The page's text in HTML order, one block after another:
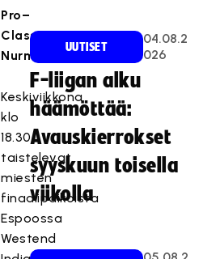
Pro–
Classic
Nurmijärvellä.
Keskiviikkona
klo
18.30
taistelevat
miesten
finaalipaikoista
Espoossa
Westend
UUTISET
04.08.2
026
F-liigan alku
häämöttää:
Avauskierrokset
syyskuun toisella
viikolla